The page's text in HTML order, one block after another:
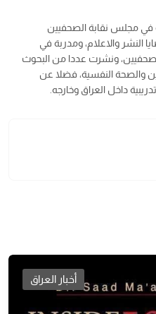
في مجلس نقابة الصحفيين
النشر والاعلام، ومدربة في
ونشرت عددا من البحوث
والصحة النفسية، فضلا عن
داخل العراق وخارجه.
أخبار العراق